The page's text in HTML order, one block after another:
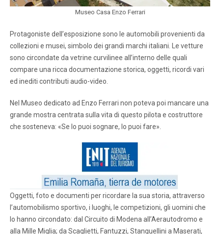
Museo Casa Enzo Ferrari
Protagoniste dell’esposizione sono le automobili provenienti da
collezioni e musei, simbolo dei grandi marchi italiani. Le vetture
sono circondate da vetrine curvilinee all’interno delle quali
compare una ricca documentazione storica, oggetti, ricordi vari
ed inediti contributi audio-video.
Nel Museo dedicato ad Enzo Ferrari non poteva poi mancare una
grande mostra centrata sulla vita di questo pilota e costruttore
che sosteneva: «Se lo puoi sognare, lo puoi fare».
Oggetti, foto e documenti per ricordare la sua storia, attraverso
l’automobilismo sportivo, i luoghi, le competizioni, gli uomini che
lo hanno circondato: dal Circuito di Modena all’Aerautodromo e
alla Mille Miglia; da Scaglietti, Fantuzzi, Stanguellini a Maserati,